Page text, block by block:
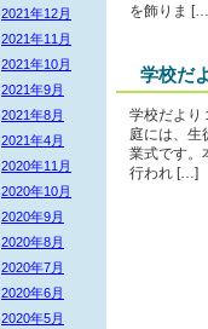
2021年12月
2021年11月
2021年10月
2021年9月
2021年8月
2021年4月
2020年11月
2020年10月
2020年9月
2020年8月
2020年7月
2020年6月
2020年5月
を飾りま
学校だ
学校だより
庭には、生
業式です。
行われ […]